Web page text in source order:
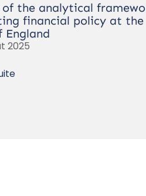
of the analytical
financial policy at the
England
2025